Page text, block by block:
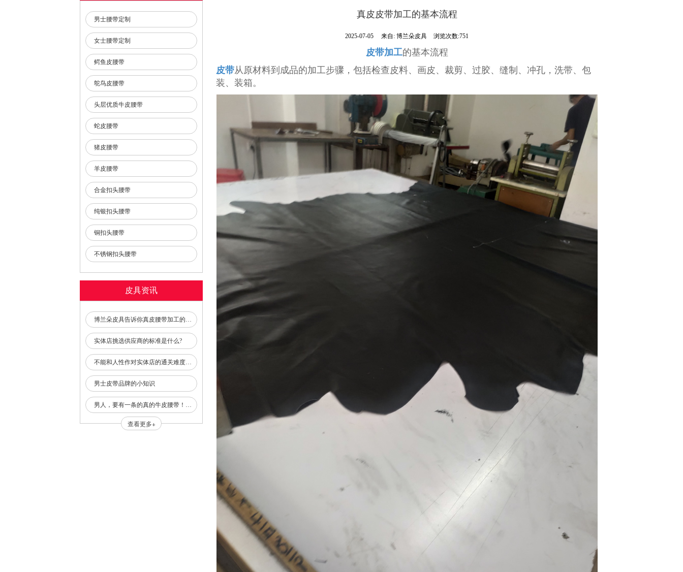
真皮皮带加工的基本流程
2025-07-05 来自:博兰朵皮具 浏览次数:751
皮带加工的基本流程
皮带从原材料到成品的加工步骤，包括检查皮料、画皮、裁剪、过胶、缝制、冲孔，洗带、包
装、装箱。
男士腰带定制
女士腰带定制
鳄鱼皮腰带
鸵鸟皮腰带
头层优质牛皮腰带
蛇皮腰带
猪皮腰带
羊皮腰带
合金扣头腰带
纯银扣头腰带
铜扣头腰带
不锈钢扣头腰带
皮具资讯
博兰朵皮具告诉你真皮腰带加工的关键生产工艺和质量检测
实体店挑选供应商的标准是什么?
不能和人性作对实体店的通关难度比过去的挑战更大
男士皮带品牌的小知识
男人，要有一条的真的牛皮腰带！会穿腰带的男人，品味都不低！
查看更多+